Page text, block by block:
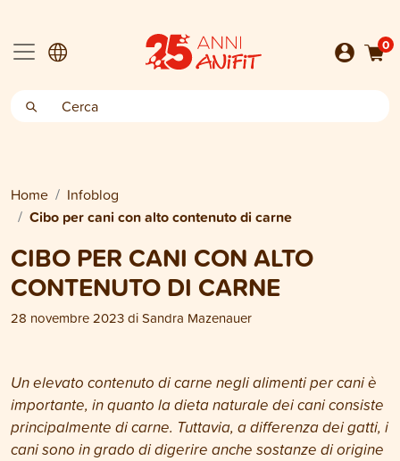
0
Home Infoblog
Cibo per cani con alto contenuto di carne
CIBO PER CANI CON ALTO
CONTENUTO DI CARNE
28 novembre 2023diSandra Mazenauer
Un elevato contenuto di carne negli alimenti per cani è
importante, in quanto la dieta naturale dei cani consiste
principalmente di carne. Tuttavia, a differenza dei gatti, i
cani sono in grado di digerire anche sostanze di origine